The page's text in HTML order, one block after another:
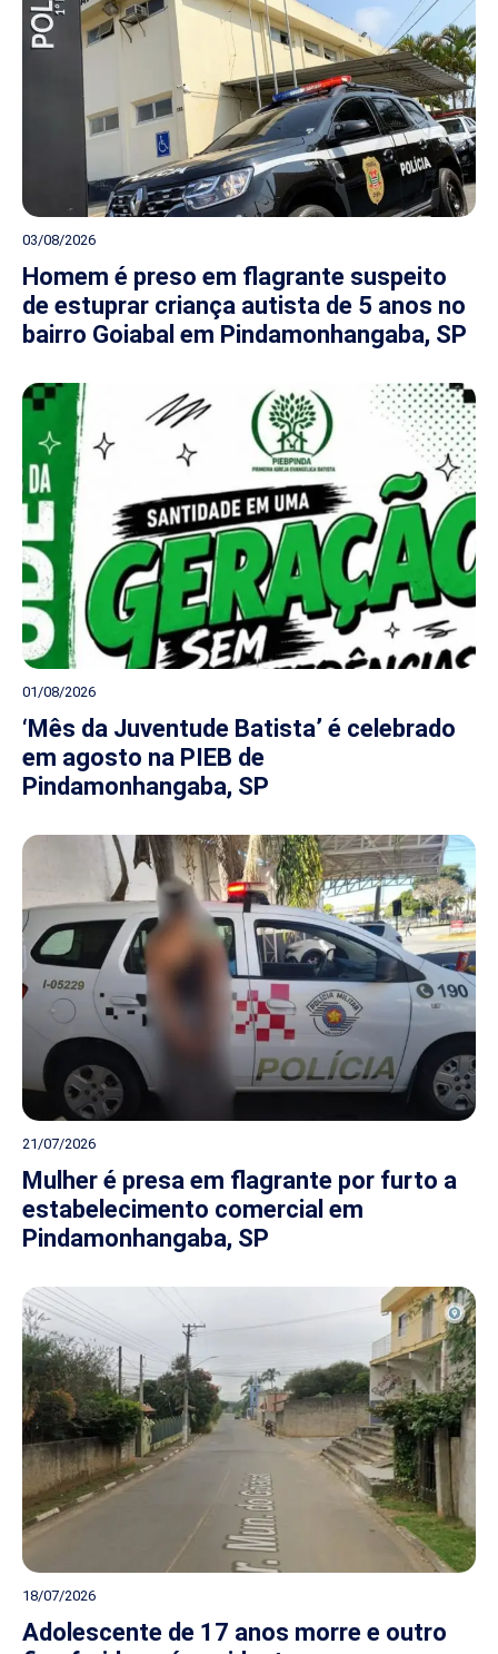
03/08/2026
Homem é preso em flagrante suspeito
de estuprar criança autista de 5 anos no
bairro Goiabal em Pindamonhangaba, SP
01/08/2026
‘Mês da Juventude Batista’ é celebrado
em agosto na PIEB de
Pindamonhangaba, SP
21/07/2026
Mulher é presa em flagrante por furto a
estabelecimento comercial em
Pindamonhangaba, SP
18/07/2026
Adolescente de 17 anos morre e outro